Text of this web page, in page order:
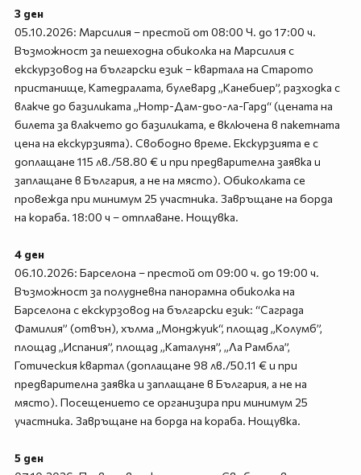
3 ден
05.10.2026: Марсилия – престой от 08:00 Ч. до 17:00 ч.
Възможност за пешеходна обиколка на Марсилия с
екскурзовод на български език – квартала на Старото
пристанище, Катедралата, булевард „Канебиер”, разходка с
влакче до базиликата „Нотр-Дам-дьо-ла-Гард“ (цената на
билета за влакчето до базиликата, е включена в пакетната
цена на екскурзията). Свободно време. Екскурзията е с
доплащане 115 лв./58.80 € и при предварителна заявка и
заплащане в България, а не на място). Обиколката се
провежда при минимум 25 участника. Завръщане на борда
на кораба. 18:00 ч – отплаване. Нощувка.
4 ден
06.10.2026: Барселона – престой от 09:00 ч. до 19:00 ч.
Възможност за полудневна панорамна обиколка на
Барселона с екскурзовод на български език: “Саграда
Фамилия” (отвън), хълма „Монджуик“, площад „Колумб”,
площад „Испания”, площад „Каталуня”, „Ла Рамбла”,
Готическия квартал (доплащане 98 лв./50.11 € и при
предварителна заявка и заплащане в България, а не на
място). Посещението се организира при минимум 25
участника. Завръщане на борда на кораба. Нощувка.
5 ден